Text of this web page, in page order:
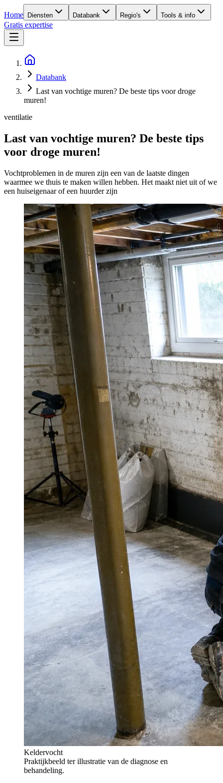
Home Diensten Databank Regio's Tools & info
Gratis expertise
Databank
Last van vochtige muren? De beste tips voor droge
muren!
ventilatie
Last van vochtige muren? De beste tips
voor droge muren!
Vochtproblemen in de muren zijn een van de laatste dingen
waarmee we thuis te maken willen hebben. Het maakt niet uit of we
een huiseigenaar of een huurder zijn
Keldervocht
Praktijkbeeld ter illustratie van de diagnose en
behandeling.